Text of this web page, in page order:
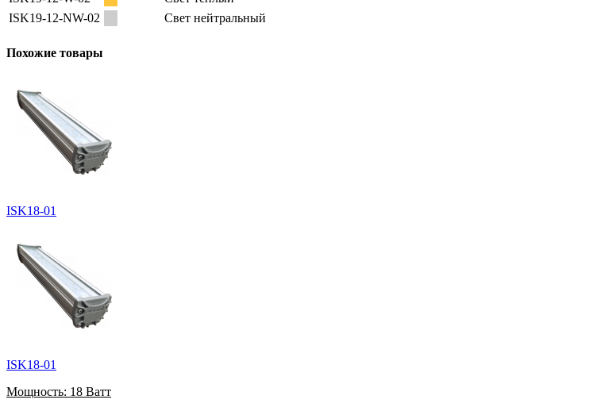
ISK19-12-NW-02
Свет нейтральный
Похожие товары
ISK18-01
ISK18-01
Мощность: 18 Ватт